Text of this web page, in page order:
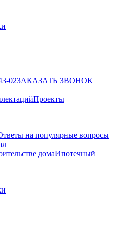
02ЗАКАЗАТЬ ЗВОНОК
Проекты
на популярные вопросы
домаИпотечный